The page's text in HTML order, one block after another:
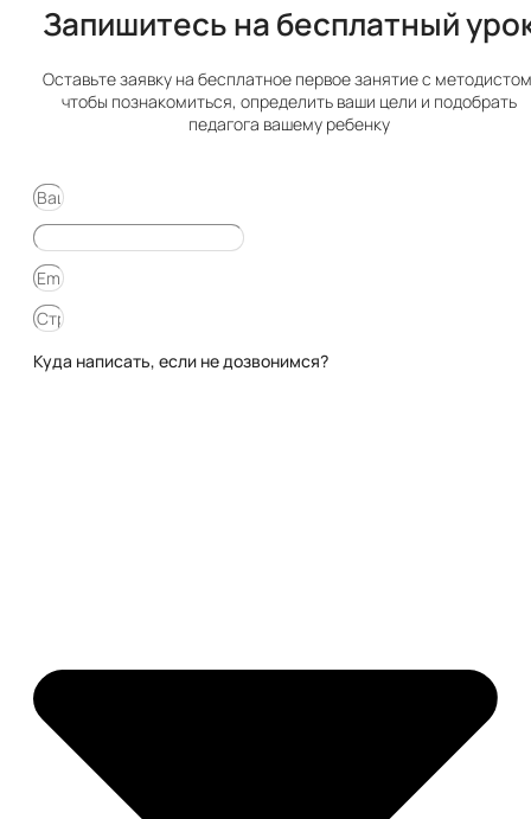
Запишитесь на бесплатный
Оставьте заявку на бесплатное первое занятие с
чтобы познакомиться, определить ваши цели и подобрать
педагога вашему ребенку
Куда написать, если не дозвонимся?